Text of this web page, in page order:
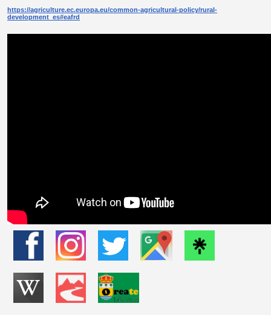
https://agriculture.ec.europa.eu/common-agricultural-policy/rural-
development_es#eafrd